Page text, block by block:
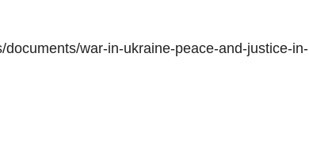
war-in-ukraine-peace-and-justice-in-